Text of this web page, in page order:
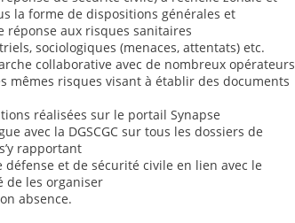
la forme de dispositions générales et
réponse aux risques sanitaires
sociologiques (menaces, attentats) etc.
collaborative avec de nombreux opérateurs
mêmes risques visant à établir des documents
réalisées sur le portail Synapse
avec la DGSCGC sur tous les dossiers de
rapportant
et de sécurité civile en lien avec le
de les organiser
absence.